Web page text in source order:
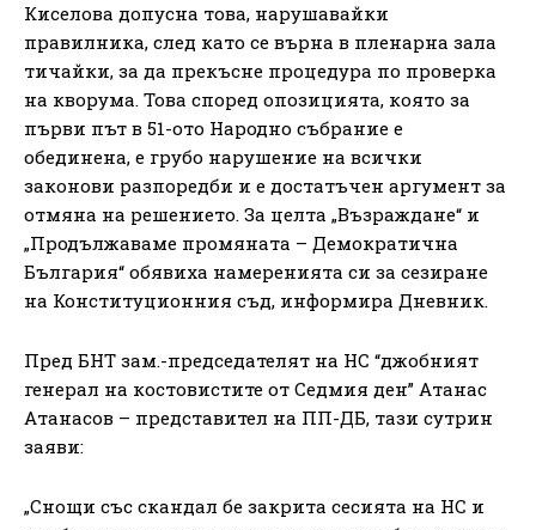
Киселова допусна това, нарушавайки
правилника, след като се върна в пленарна зала
тичайки, за да прекъсне процедура по проверка
на кворума. Това според опозицията, която за
първи път в 51-ото Народно събрание е
обединена, е грубо нарушение на всички
законови разпоредби и е достатъчен аргумент за
отмяна на решението. За целта „Възраждане“ и
„Продължаваме промяната – Демократична
България“ обявиха намеренията си за сезиране
на Конституционния съд, информира Дневник.
Пред БНТ зам.-председателят на НС “джобният
генерал на костовистите от Седмия ден” Атанас
Атанасов – представител на ПП-ДБ, тази сутрин
заяви:
„Снощи със скандал бе закрита сесията на НС и